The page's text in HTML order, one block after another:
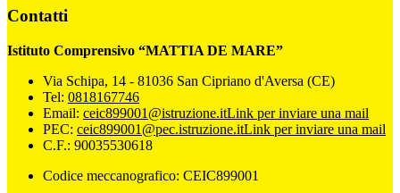
Contatti
Istituto Comprensivo “MATTIA DE MARE”
Via Schipa, 14 - 81036 San Cipriano d'Aversa (CE)
Tel: 0818167746
Email: ceic899001@istruzione.itLink per inviare una mail
PEC: ceic899001@pec.istruzione.itLink per inviare una mail
C.F.: 90035530618
Codice meccanografico: CEIC899001